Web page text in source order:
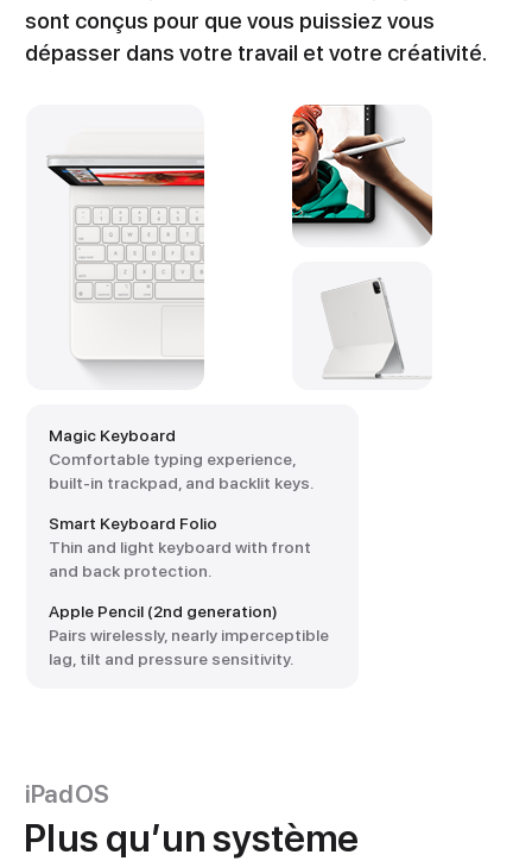
sont conçus pour que vous puissiez vous
dépasser dans votre travail et votre créativité.
Magic Keyboard
Comfortable typing experience,
built-in trackpad, and backlit keys.
Smart Keyboard Folio
Thin and light keyboard with front
and back protection.
Apple Pencil (2nd generation)
Pairs wirelessly, nearly imperceptible
lag, tilt and pressure sensitivity.
iPadOS
Plus qu’un système